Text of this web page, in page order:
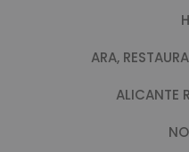
ARA,
ALICANTE